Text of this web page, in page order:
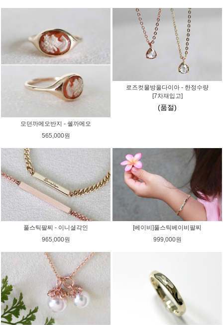
모던까메오반지 - 쉘까메오
565,000원
로즈컷물방울다이아 - 한정수량
[7차재입고]
(품절)
풀스틱팔찌 - 이니셜각인
965,000원
[베이비]풀스틱베이비팔찌
999,000원